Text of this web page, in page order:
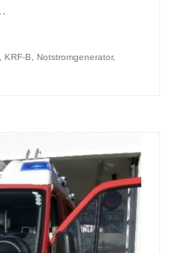
KRF-B Notstromgenerator,